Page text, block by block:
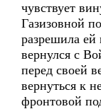
чувствует
Газизовной
разрешила
вернулся с
перед своей
вернуться к
фронтовой